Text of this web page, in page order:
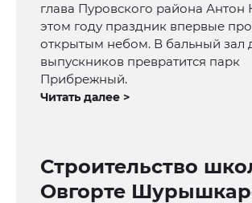
глава Пуровского района Антон
этом году праздник впервые
открытым небом. В бальный зал
выпускников превратится парк
Прибрежный.
Читать далее >
Строительство
Овгорте